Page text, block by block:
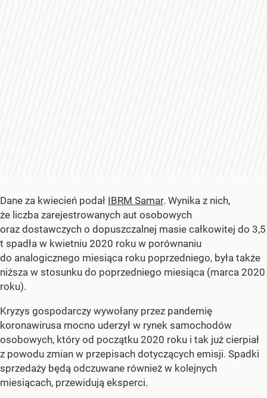
Dane za kwiecień podał IBRM Samar. Wynika z nich,
że liczba zarejestrowanych aut osobowych
oraz dostawczych o dopuszczalnej masie całkowitej do 3,5
t spadła w kwietniu 2020 roku w porównaniu
do analogicznego miesiąca roku poprzedniego, była także
niższa w stosunku do poprzedniego miesiąca (marca 2020
roku).
Kryzys gospodarczy wywołany przez pandemię
koronawirusa mocno uderzył w rynek samochodów
osobowych, który od początku 2020 roku i tak już cierpiał
z powodu zmian w przepisach dotyczących emisji. Spadki
sprzedaży będą odczuwane również w kolejnych
miesiącach, przewidują eksperci.